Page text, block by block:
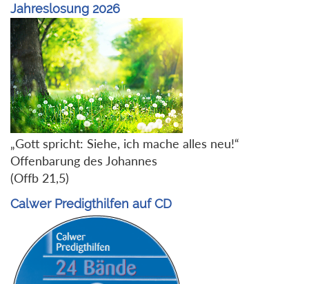
Jahreslosung 2026
„Gott spricht: Siehe, ich mache alles neu!“
Offenbarung des Johannes
(Offb 21,5)
Calwer Predigthilfen auf CD